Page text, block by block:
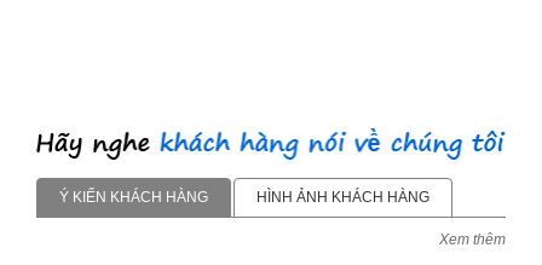
Ý KIẾN KHÁCH HÀNG HÌNH ẢNH KHÁCH HÀNG
Xem thêm